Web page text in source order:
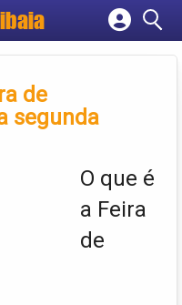
empresa
de
segunda
O que é
a Feira
de